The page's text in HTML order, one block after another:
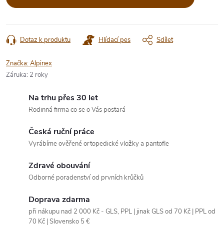
Dotaz k produktu Hlídací pes Sdílet
Značka:Alpinex
Záruka: 2 roky
Na trhu přes 30 let
Rodinná firma co se o Vás postará
Česká ruční práce
Vyrábíme ověřené ortopedické vložky a pantofle
Zdravé obouvání
Odborné poradenství od prvních krůčků
Doprava zdarma
při nákupu nad 2 000 Kč - GLS, PPL | jinak GLS od 70 Kč | PPL od
70 Kč | Slovensko 5 €